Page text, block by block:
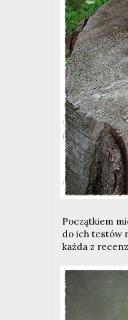
Początkiem
do ich testów
każda z